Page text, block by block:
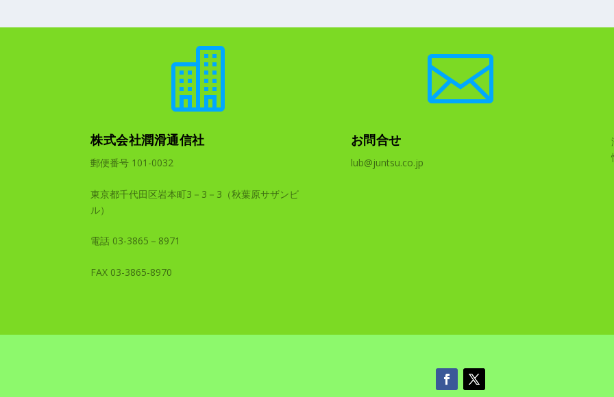

株式会社潤滑通信社
郵便番号 101-0032
東京都千代田区岩本町3－3－3（秋葉原サザンビ
ル）
電話 03-3865－8971
FAX 03-3865-8970

お問合せ
lub@juntsu.co.jp